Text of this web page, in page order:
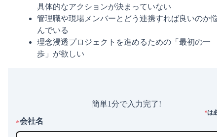
具体的なアクションが決まっていない
管理職や現場メンバーとどう連携すれば良いのか悩
んでいる
理念浸透プロジェクトを進めるための「最初の一
歩」が欲しい
簡単1分で入力完了!
*は必
*会社名